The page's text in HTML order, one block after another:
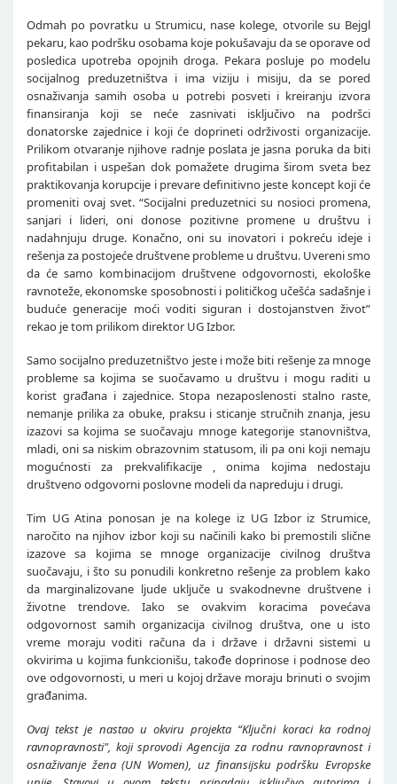
Odmah po povratku u Strumicu, nase kolege, otvorile su Bejgl
pekaru, kao podršku osobama koje pokušavaju da se oporave od
posledica upotreba opojnih droga. Pekara posluje po modelu
socijalnog preduzetništva i ima viziju i misiju, da se pored
osnaživanja samih osoba u potrebi posveti i kreiranju izvora
finansiranja koji se neće zasnivati isključivo na podršci
donatorske zajednice i koji će doprineti održivosti organizacije.
Prilikom otvaranje njihove radnje poslata je jasna poruka da biti
profitabilan i uspešan dok pomažete drugima širom sveta bez
praktikovanja korupcije i prevare definitivno jeste koncept koji će
promeniti ovaj svet. “Socijalni preduzetnici su nosioci promena,
sanjari i lideri, oni donose pozitivne promene u društvu i
nadahnjuju druge. Konačno, oni su inovatori i pokreću ideje i
rešenja za postojeće društvene probleme u društvu. Uvereni smo
da će samo kombinacijom društvene odgovornosti, ekološke
ravnoteže, ekonomske sposobnosti i političkog učešća sadašnje i
buduće generacije moći voditi siguran i dostojanstven život”
rekao je tom prilikom direktor UG Izbor.
Samo socijalno preduzetništvo jeste i može biti rešenje za mnoge
probleme sa kojima se suočavamo u društvu i mogu raditi u
korist građana i zajednice. Stopa nezaposlenosti stalno raste,
nemanje prilika za obuke, praksu i sticanje stručnih znanja, jesu
izazovi sa kojima se suočavaju mnoge kategorije stanovništva,
mladi, oni sa niskim obrazovnim statusom, ili pa oni koji nemaju
mogućnosti za prekvalifikacije , onima kojima nedostaju
društveno odgovorni poslovne modeli da napreduju i drugi.
Tim UG Atina ponosan je na kolege iz UG Izbor iz Strumice,
naročito na njihov izbor koji su načinili kako bi premostili slične
izazove sa kojima se mnoge organizacije civilnog društva
suočavaju, i što su ponudili konkretno rešenje za problem kako
da marginalizovane ljude uključe u svakodnevne društvene i
životne trendove. Iako se ovakvim koracima povećava
odgovornost samih organizacija civilnog društva, one u isto
vreme moraju voditi računa da i države i državni sistemi u
okvirima u kojima funkcionišu, takođe doprinose i podnose deo
ove odgovornosti, u meri u kojoj države moraju brinuti o svojim
građanima.
Ovaj tekst je nastao u okviru projekta “Ključni koraci ka rodnoj
ravnopravnosti", koji sprovodi Agencija za rodnu ravnopravnost i
osnaživanje žena (UN Women), uz finansijsku podršku Evropske